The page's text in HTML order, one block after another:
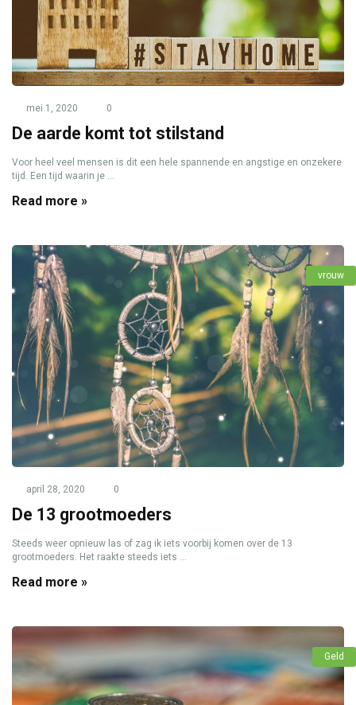
mei 1, 2020 0
De aarde komt tot stilstand
Voor heel veel mensen is dit een hele spannende en angstige en onzekere
tijd. Een tijd waarin je ...
Read more »
vrouw
april 28, 2020 0
De 13 grootmoeders
Steeds weer opnieuw las of zag ik iets voorbij komen over de 13
grootmoeders. Het raakte steeds iets ...
Read more »
Geld